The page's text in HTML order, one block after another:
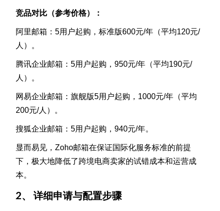
竞品对比（参考价格）：
阿里邮箱：5用户起购，标准版600元/年（平均120元/
人）。
腾讯企业邮箱：5用户起购，950元/年（平均190元/
人）。
网易企业邮箱：旗舰版5用户起购，1000元/年（平均
200元/人）。
搜狐企业邮箱：5用户起购，940元/年。
显而易见，Zoho邮箱在保证国际化服务标准的前提
下，极大地降低了跨境电商卖家的试错成本和运营成
本。
2、 详细申请与配置步骤